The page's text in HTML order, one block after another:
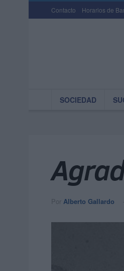
Contacto Horarios de
SOCIEDAD
Por Alberto Gallardo